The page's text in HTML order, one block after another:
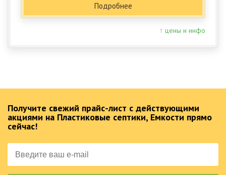
Подробнее
↑ цены и инфо
Получите свежий прайс-лист с действующими
акциями на Пластиковые септики, Емкости прямо
сейчас!